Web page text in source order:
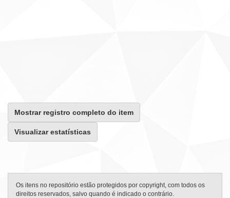
Mostrar registro completo do item
Visualizar estatísticas
Os itens no repositório estão protegidos por copyright, com todos os
direitos reservados, salvo quando é indicado o contrário.